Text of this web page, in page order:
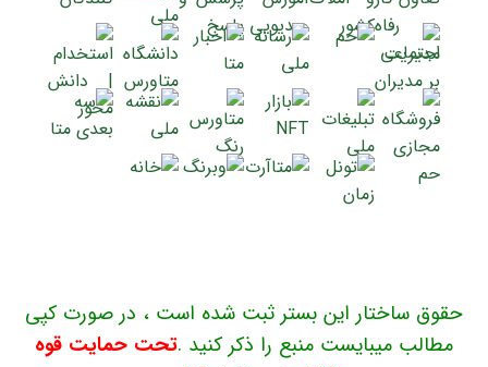
حقوق ساختار این بستر ثبت شده است ، در صورت کپی
مطالب میبایست منبع را ذکر کنید .تحت حمایت قوه